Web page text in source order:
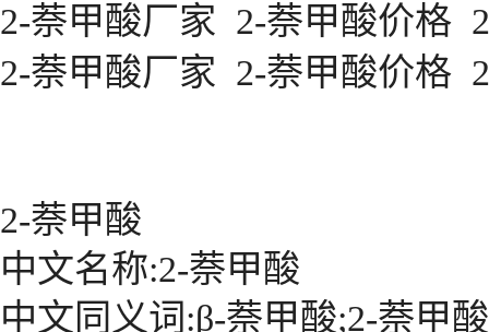
2-萘甲酸厂家 2-萘甲酸价格
2-萘甲酸厂家 2-萘甲酸价格
2-萘甲酸
中文名称:2-萘甲酸
中文同义词:β-萘甲酸;2-萘甲